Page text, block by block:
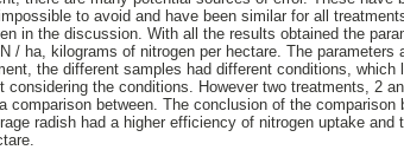
to avoid and have been similar for all
in the discussion. With all the results obtained the
/ ha, kilograms of nitrogen per hectare. The
the different samples had different conditions, which
considering the conditions. However two treatments, 2
comparison between. The conclusion of the
radish had a higher efficiency of nitrogen uptake and